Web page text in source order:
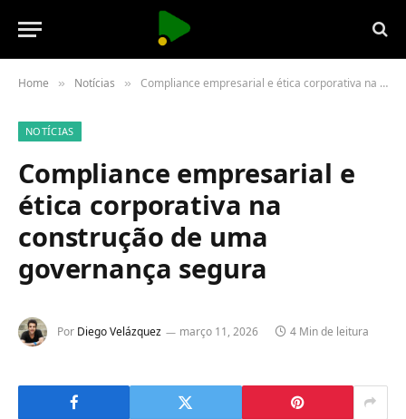
Home » Notícias » Compliance empresarial e ética corporativa na construção de uma governança segura
NOTÍCIAS
Compliance empresarial e
ética corporativa na
construção de uma
governança segura
Por Diego Velázquez março 11, 2026 4 Min de leitura